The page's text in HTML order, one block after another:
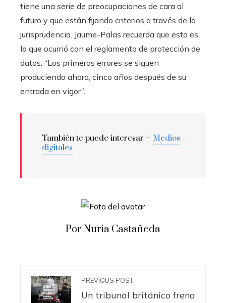
tiene una serie de preocupaciones de cara al
futuro y que están fijando criterios a través de la
jurisprudencia. Jaume-Palas recuerda que esto es
lo que ocurrió con el reglamento de protección de
datos: “Los primeros errores se siguen
produciendo ahora, cinco años después de su
entrada en vigor”.
También te puede interesar – Medios
digitales
Por Nuria Castañeda
PREVIOUS POST
Un tribunal británico frena